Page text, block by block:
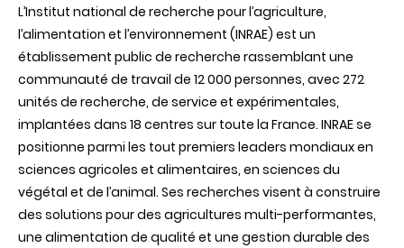
L’Institut national de recherche pour l’agriculture,
l’alimentation et l’environnement (INRAE) est un
établissement public de recherche rassemblant une
communauté de travail de 12 000 personnes, avec 272
unités de recherche, de service et expérimentales,
implantées dans 18 centres sur toute la France. INRAE se
positionne parmi les tout premiers leaders mondiaux en
sciences agricoles et alimentaires, en sciences du
végétal et de l’animal. Ses recherches visent à construire
des solutions pour des agricultures multi-performantes,
une alimentation de qualité et une gestion durable des